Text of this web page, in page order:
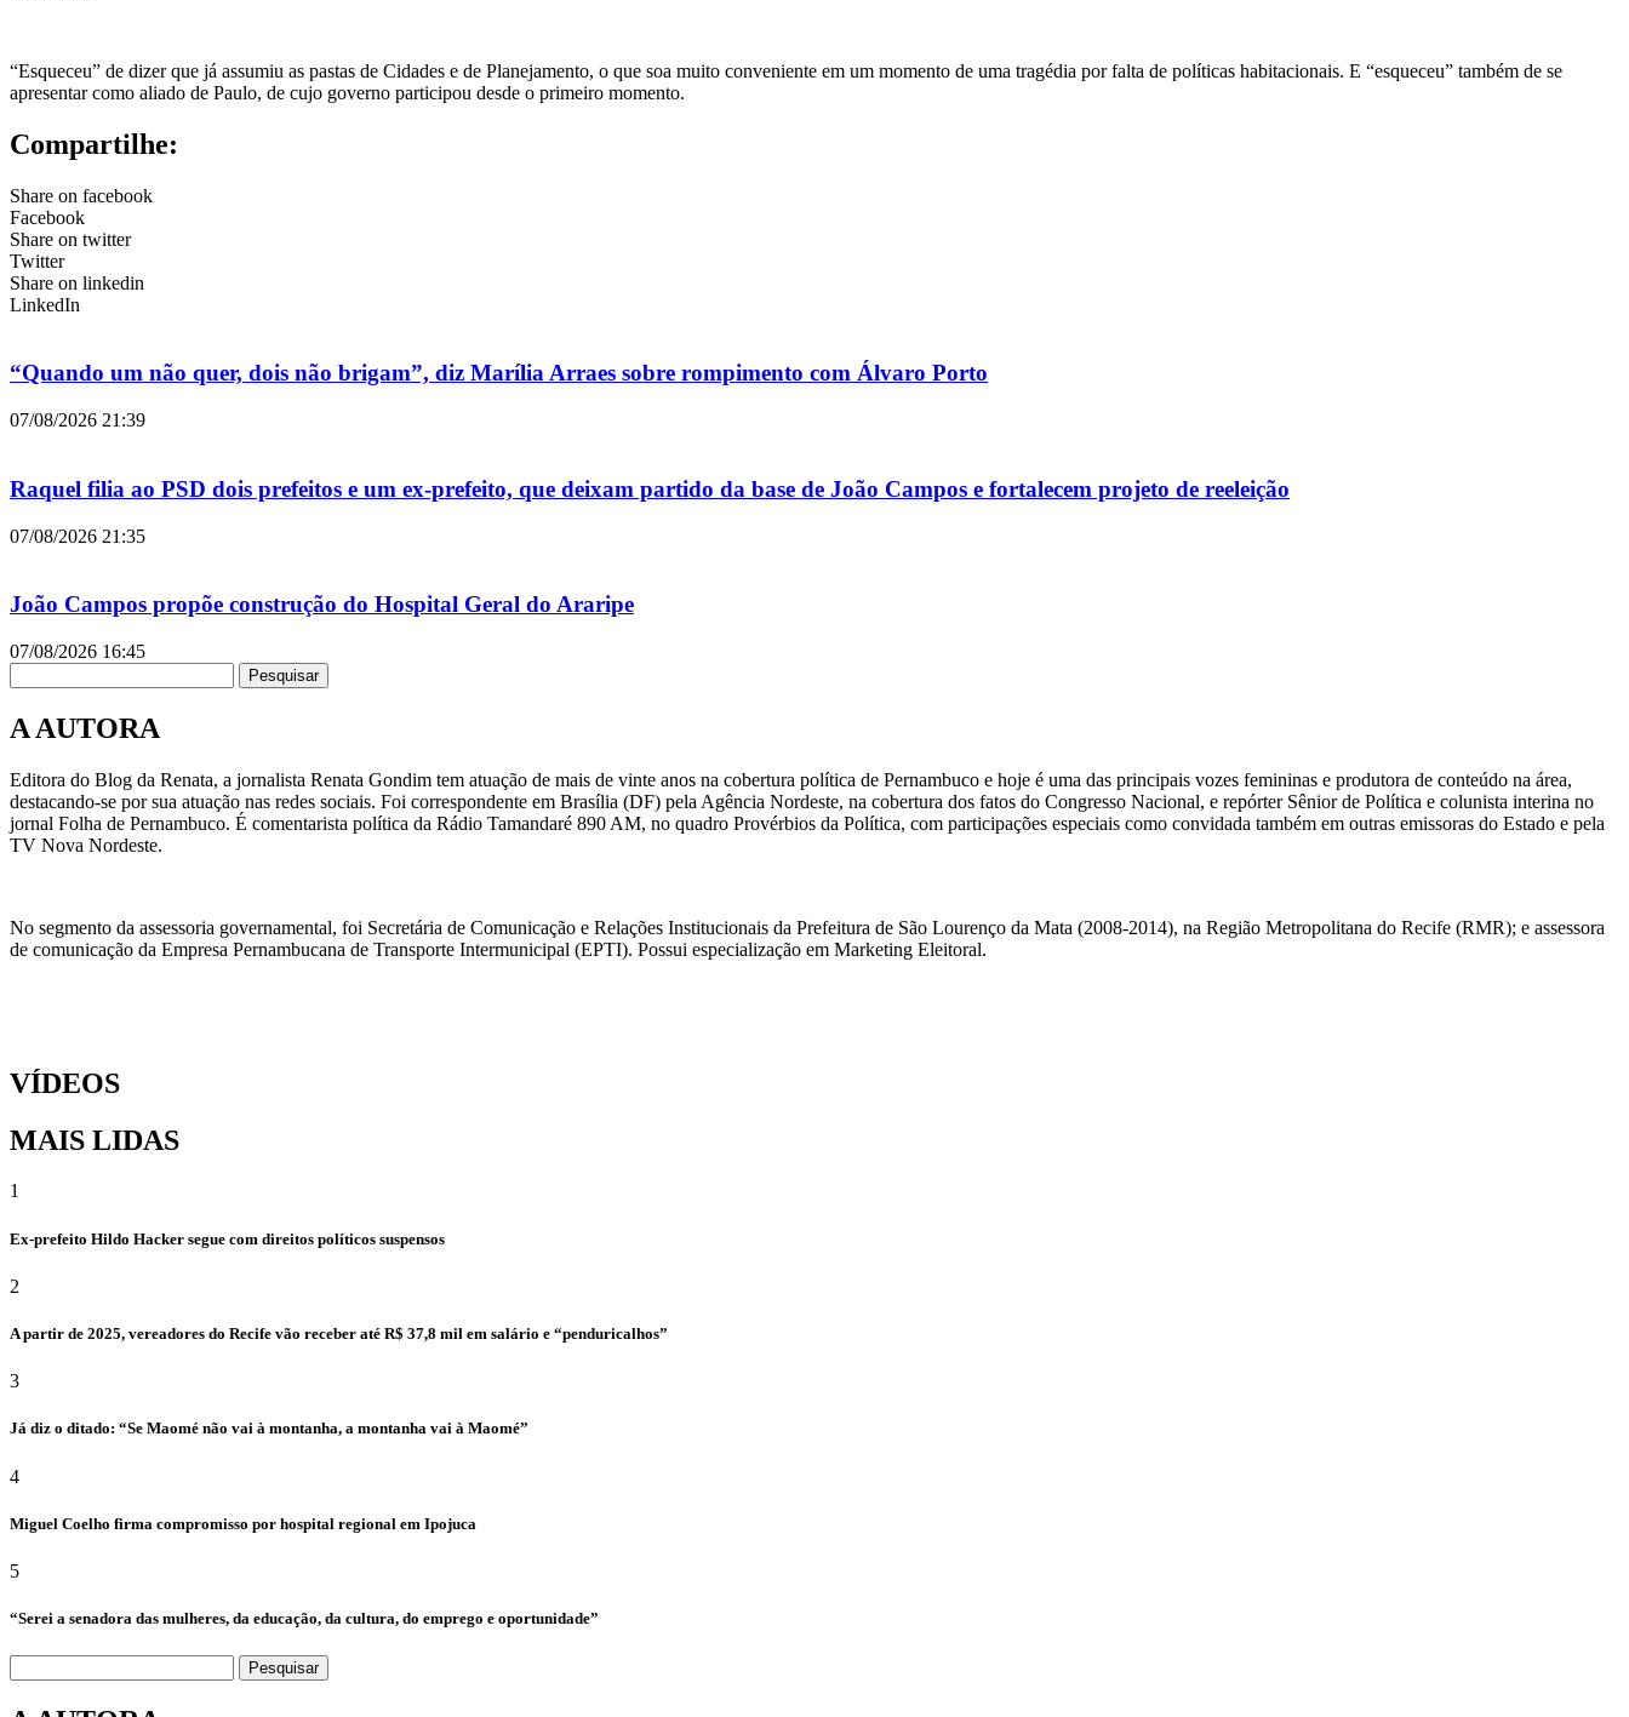
“Esqueceu” de dizer que já assumiu as pastas de Cidades e de Planejamento, o que soa muito conveniente em um momento de uma tragédia por falta de políticas habitacionais. E “esqueceu” também de se
apresentar como aliado de Paulo, de cujo governo participou desde o primeiro momento.
Compartilhe:
Share on facebook
Facebook
Share on twitter
Twitter
Share on linkedin
LinkedIn
“Quando um não quer, dois não brigam”, diz Marília Arraes sobre rompimento com Álvaro Porto
07/08/2026 21:39
Raquel filia ao PSD dois prefeitos e um ex-prefeito, que deixam partido da base de João Campos e fortalecem projeto de reeleição
07/08/2026 21:35
João Campos propõe construção do Hospital Geral do Araripe
07/08/2026 16:45
Pesquisar
A AUTORA
Editora do Blog da Renata, a jornalista Renata Gondim tem atuação de mais de vinte anos na cobertura política de Pernambuco e hoje é uma das principais vozes femininas e produtora de conteúdo na área,
destacando-se por sua atuação nas redes sociais. Foi correspondente em Brasília (DF) pela Agência Nordeste, na cobertura dos fatos do Congresso Nacional, e repórter Sênior de Política e colunista interina no
jornal Folha de Pernambuco. É comentarista política da Rádio Tamandaré 890 AM, no quadro Provérbios da Política, com participações especiais como convidada também em outras emissoras do Estado e pela
TV Nova Nordeste.
No segmento da assessoria governamental, foi Secretária de Comunicação e Relações Institucionais da Prefeitura de São Lourenço da Mata (2008-2014), na Região Metropolitana do Recife (RMR); e assessora
de comunicação da Empresa Pernambucana de Transporte Intermunicipal (EPTI). Possui especialização em Marketing Eleitoral.
VÍDEOS
MAIS LIDAS
1
Ex-prefeito Hildo Hacker segue com direitos políticos suspensos
2
A partir de 2025, vereadores do Recife vão receber até R$ 37,8 mil em salário e “penduricalhos”
3
Já diz o ditado: “Se Maomé não vai à montanha, a montanha vai à Maomé”
4
Miguel Coelho firma compromisso por hospital regional em Ipojuca
5
“Serei a senadora das mulheres, da educação, da cultura, do emprego e oportunidade”
Pesquisar